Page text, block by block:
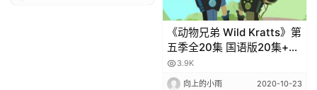
《动物兄弟 Wild Kratts》第
五季全20集 国语版20集+英
语版20集 高清无水印百度网
盘免费下载
3.9K
向上的小雨 2020-10-23